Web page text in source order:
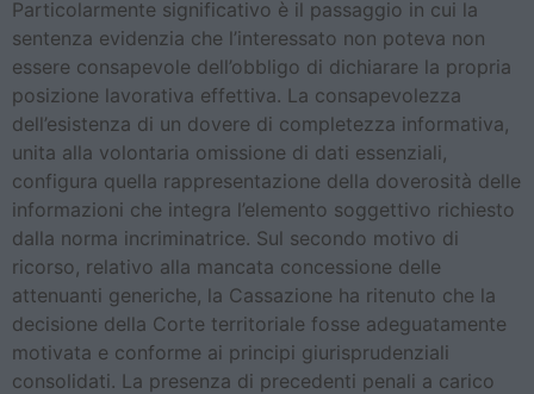
Particolarmente significativo è il passaggio in cui la
sentenza evidenzia che l’interessato non poteva non
essere consapevole dell’obbligo di dichiarare la propria
posizione lavorativa effettiva. La consapevolezza
dell’esistenza di un dovere di completezza informativa,
unita alla volontaria omissione di dati essenziali,
configura quella rappresentazione della doverosità delle
informazioni che integra l’elemento soggettivo richiesto
dalla norma incriminatrice. Sul secondo motivo di
ricorso, relativo alla mancata concessione delle
attenuanti generiche, la Cassazione ha ritenuto che la
decisione della Corte territoriale fosse adeguatamente
motivata e conforme ai principi giurisprudenziali
consolidati. La presenza di precedenti penali a carico